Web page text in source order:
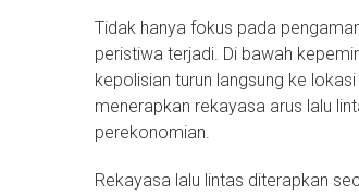
Tidak hanya fokus pada
peristiwa terjadi. Di bawah
kepolisian turun langsung ke
menerapkan rekayasa arus lalu
perekonomian.
Rekayasa lalu lintas diterapkan